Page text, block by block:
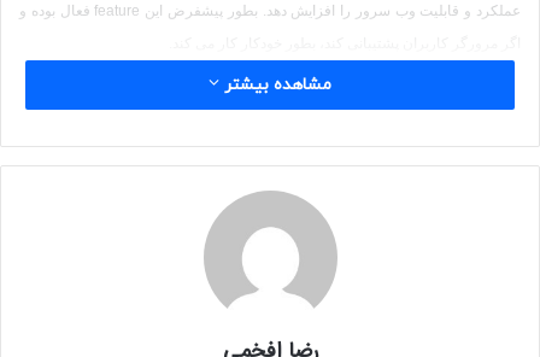
عملکرد و قابلیت وب سرور را افزایش دهد. بطور پیشفرض این featureفعال بوده و
–
Dynamic Content Compressionبه دلیل اینکه محتوای پویا (dynamic content
overheadپردازش برای فشرده سازی اطلاعات می تواند مهم باشد. بصورت
پیشفرض این گزینه غیرفعال است، ولی این کار می تواند به کاهش مصرف پهنای باند
مشاهده بیشتر